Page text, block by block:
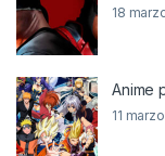
18
Anime
11